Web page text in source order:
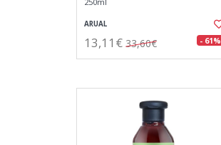
ARUAL
13,11€ 33,60€ - 61%